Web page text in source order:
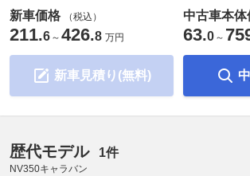
新車価格 （税込）
211.6 ～ 426.8 万円
新車見積り(無料)
中古車本体
63.0 ～
歴代モデル 1件
NV350キャラバン